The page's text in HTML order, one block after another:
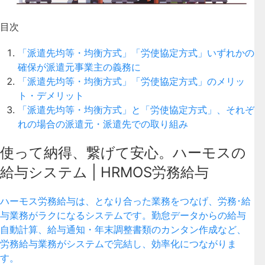
目次
「派遣先均等・均衡方式」「労使協定方式」いずれかの
確保が派遣元事業主の義務に
「派遣先均等・均衡方式」「労使協定方式」のメリッ
ト・デメリット
「派遣先均等・均衡方式」と「労使協定方式」、それぞ
れの場合の派遣元・派遣先での取り組み
使って納得、繋げて安心。ハーモスの
給与システム | HRMOS労務給与
ハーモス労務給与は、となり合った業務をつなげ、労務･給
与業務がラクになるシステムです。勤怠データからの給与
自動計算、給与通知・年末調整書類のカンタン作成など、
労務給与業務がシステムで完結し、効率化につながりま
す。